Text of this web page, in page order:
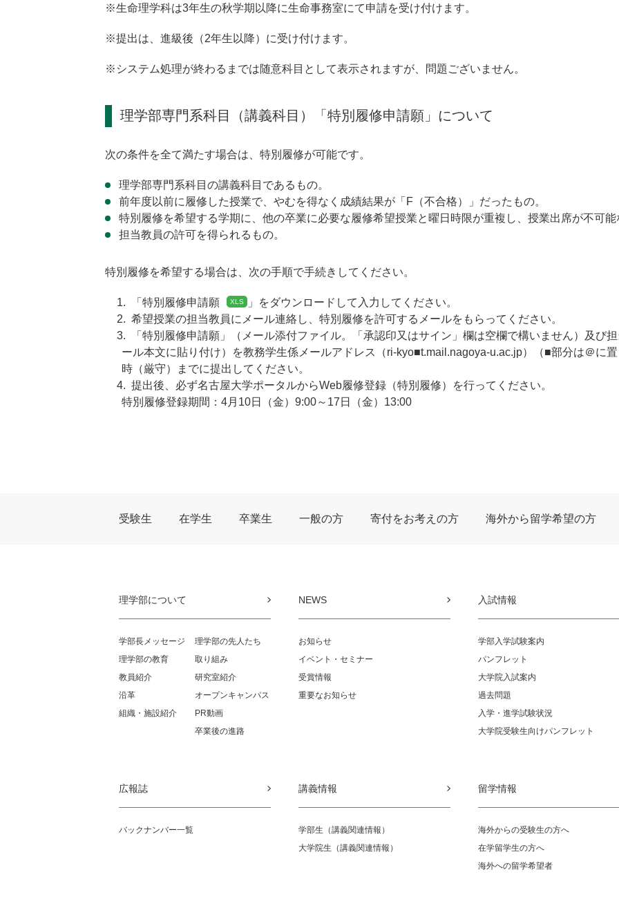
※生命理学科は3年生の秋学期以降に生命事務室にて申請を受け付けます。
※提出は、進級後（2年生以降）に受け付けます。
※システム処理が終わるまでは随意科目として表示されますが、問題ございません。
理学部専門系科目（講義科目）「特別履修申請願」について
次の条件を全て満たす場合は、特別履修が可能です。
理学部専門系科目の講義科目であるもの。
前年度以前に履修した授業で、やむを得なく成績結果が「F（不合格）」だったもの。
特別履修を希望する学期に、他の卒業に必要な履修希望授業と曜日時限が重複し、授業出席が不可能
担当教員の許可を得られるもの。
特別履修を希望する場合は、次の手順で手続きしてください。
「 特別履修申請願
」をダウンロードして入力してください。
希望授業の担当教員にメール連絡し、特別履修を許可するメールをもらってください。
「特別履修申請願」（メール添付ファイル。「承認印又はサイン」欄は空欄で構いません）及び
ール本文に貼り付け）を教務学生係メールアドレス（ri-kyo■t.mail.nagoya-u.ac.jp）（■部分は＠に
時（厳守）までに提出してください。
提出後、必ず名古屋大学ポータルからWeb履修登録（特別履修）を行ってください。
特別履修登録期間：4月10日（金）9:00～17日（金）13:00
受験生 在学生 卒業生 一般の方 寄付をお考えの方 海外から留学希望の方
理学部について
学部長メッセージ
理学部の教育
教員紹介
沿革
組織・施設紹介
理学部の先人たち
取り組み
研究室紹介
オープンキャンパス
PR動画
卒業後の進路
NEWS
お知らせ
イベント・セミナー
受賞情報
重要なお知らせ
入試情報
学部入学試験案内
パンフレット
大学院入試案内
過去問題
入学・進学試験状況
大学院受験生向けパンフレット
広報誌
バックナンバー一覧
講義情報
学部生（講義関連情報）
大学院生（講義関連情報）
留学情報
海外からの受験生の方へ
在学留学生の方へ
海外への留学希望者